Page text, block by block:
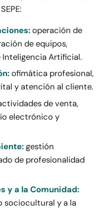
operación de
de equipos,
Inteligencia Artificial.
ofimática profesional,
y atención al cliente.
de venta,
electrónico y
gestión
de profesionalidad
y a la Comunidad:
sociocultural y a la